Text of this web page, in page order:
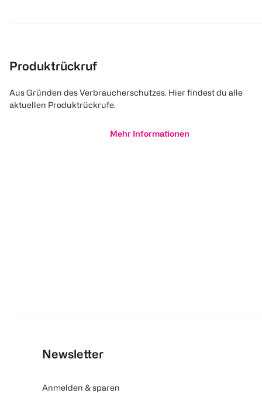
Produktrückruf
Aus Gründen des Verbraucherschutzes. Hier findest du alle
aktuellen Produktrückrufe.
Mehr Informationen
Newsletter
Anmelden & sparen